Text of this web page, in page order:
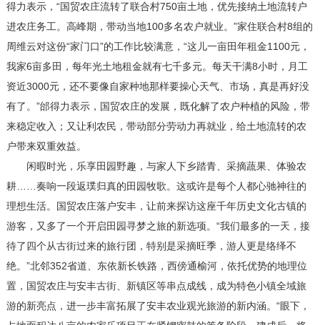
得力表示，“国贸农庄流转了联合村750亩土地，优先接纳土地流转户
进农庄务工。高峰期，带动当地100多名农户就业。”家住联合村8组的
周维云对这份“家门口”的工作比较满意，“这儿一亩田年租金1100元，
我家6亩多田，每年光土地租金就有七千多元。每天干满8小时，月工
资近3000元，还不要像自家种地那样要操心天气、市场，真是再好没
有了。”邰得力表示，国贸农庄的发展，既化解了农户种植的风险，带
来稳定收入；又让利农民，带动部分劳动力再就业，给土地流转的农
户带来双重效益。
闲暇时光，乐享田园野趣，与家人下乡踏青、采摘蔬果、体验农
耕……奏响一段返璞归真的田园牧歌。这或许是每个人都心驰神往的
理想生活。国贸农庄落户安丰，让前来探访这座千年历史文化古镇的
游客，又多了一个开启田园寻梦之旅的新选项。“我们最多的一天，接
待了四个从古街过来的旅行团，特别是采摘旺季，游人更是络绎不
绝。”北邻352省道、东依新长铁路，西傍通榆河，依托优势的地理位
置，国贸农庄与安丰古街、新镇区等串点成线，成为特色小镇全域旅
游的新亮点，进一步丰富拓展了安丰农业观光旅游的新内涵。“眼下，